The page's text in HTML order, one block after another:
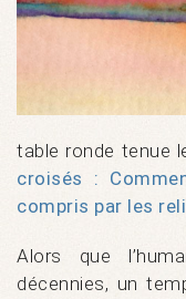
table ronde tenue
croisés :
compris par les
Alors que
décennies, un